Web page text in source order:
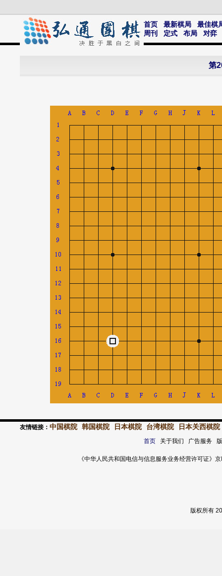
首页 最新棋局
最佳棋
周刊
定式 布局 对弈
第
友情链接： 中国棋院 韩国棋院 日本棋院 台湾棋院 日本关西棋院
首页关于我们 广告服务
《中华人民共和国电信与信息服务业务经营许可证
版权所有